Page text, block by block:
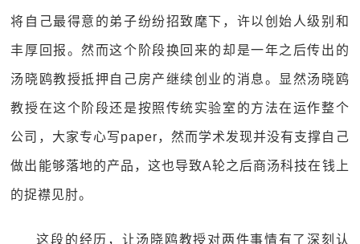
将自己最得意的弟子纷纷招致麾下，许以创始人级别和
丰厚回报。然而这个阶段换回来的却是一年之后传出的
汤晓鸥教授抵押自己房产继续创业的消息。显然汤晓鸥
教授在这个阶段还是按照传统实验室的方法在运作整个
公司，大家专心写paper，然而学术发现并没有支撑自己
做出能够落地的产品，这也导致A轮之后商汤科技在钱上
的捉襟见肘。
这段的经历，让汤晓鸥教授对两件事情有了深刻认